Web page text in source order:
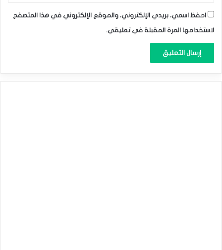
احفظ اسمي، بريدي الإلكتروني، والموقع الإلكتروني في هذا المتصفح
لاستخدامها المرة المقبلة في تعليقي.